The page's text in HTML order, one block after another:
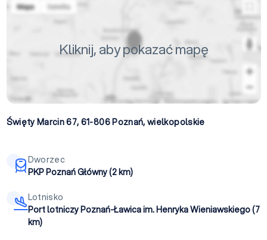
Kliknij, aby pokazać mapę
Święty Marcin 67, 61-806Poznań,wielkopolskie
Dworzec
PKP Poznań Główny (2 km)
Lotnisko
Port lotniczy Poznań-Ławica im. Henryka Wieniawskiego (7
km)